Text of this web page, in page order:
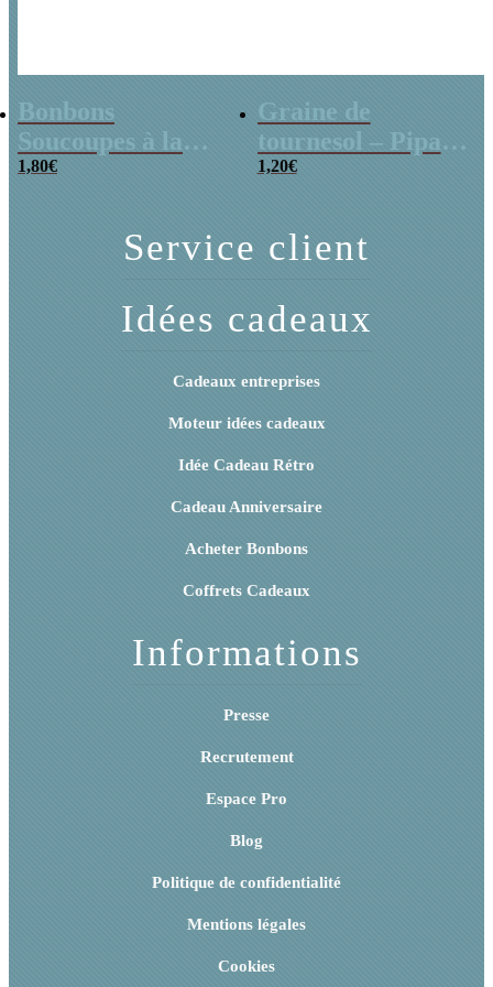
Bonbons
Soucoupes à la
poudre (x20)
1,80€
Graine de
tournesol – Pipas
x 3
1,20€
Service client
Idées cadeaux
Cadeaux entreprises
Moteur idées cadeaux
Idée Cadeau Rétro
Cadeau Anniversaire
Acheter Bonbons
Coffrets Cadeaux
Informations
Presse
Recrutement
Espace Pro
Blog
Politique de confidentialité
Mentions légales
Cookies